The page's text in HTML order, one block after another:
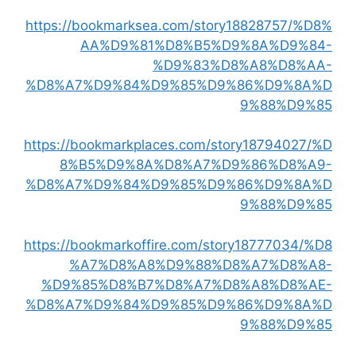
https://bookmarksea.com/story18828757/%D8%
AA%D9%81%D8%B5%D9%8A%D9%84-
%D9%83%D8%A8%D8%AA-
%D8%A7%D9%84%D9%85%D9%86%D9%8A%D
9%88%D9%85
https://bookmarkplaces.com/story18794027/%D
8%B5%D9%8A%D8%A7%D9%86%D8%A9-
%D8%A7%D9%84%D9%85%D9%86%D9%8A%D
9%88%D9%85
https://bookmarkoffire.com/story18777034/%D8
%A7%D8%A8%D9%88%D8%A7%D8%A8-
%D9%85%D8%B7%D8%A7%D8%A8%D8%AE-
%D8%A7%D9%84%D9%85%D9%86%D9%8A%D
9%88%D9%85